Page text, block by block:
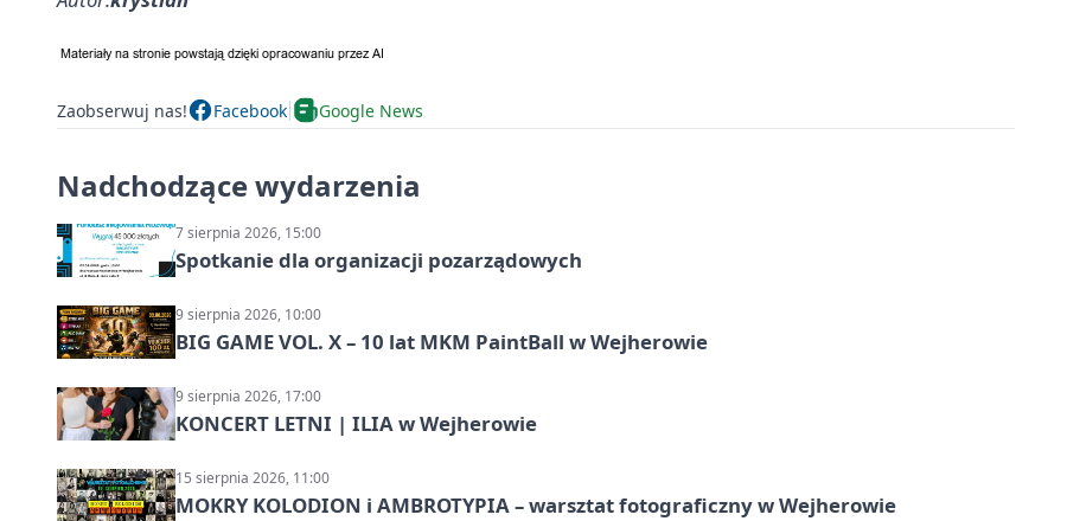
Zaobserwuj nas! Facebook Google News
Nadchodzące wydarzenia
7 sierpnia 2026, 15:00
Spotkanie dla organizacji pozarządowych
9 sierpnia 2026, 10:00
BIG GAME VOL. X – 10 lat MKM PaintBall w Wejherowie
9 sierpnia 2026, 17:00
KONCERT LETNI | ILIA w Wejherowie
15 sierpnia 2026, 11:00
MOKRY KOLODION i AMBROTYPIA – warsztat fotograficzny w Wejherowie